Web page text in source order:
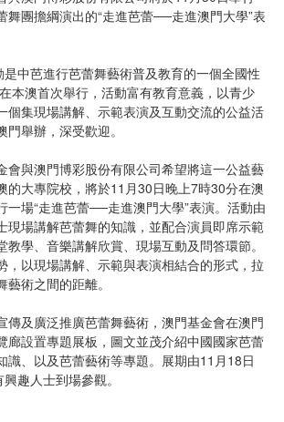
舞團擔綱演出的“走進芭蕾──走進澳門大學”表
中芭進行芭蕾舞藝術普及教育的一個全國性
本澳首次舉行，活動富有教育意義，以青少
個集現場講解、示範表演及互動交流的公益活
舉辦，深受歡迎。
與澳門博彩股份有限公司希望將這一公益藝
的大專院校，將於11月30日晚上7時30分在澳
一場“走進芭蕾──走進澳門大學”表演。活動由
現場講解芭蕾舞的知識，並配合演員即席示範
學、音樂講解欣賞、現場互動及問答環節。
，以現場講解、示範與表演相結合的形式，拉
術之間的距離。
及廣泛推廣芭蕾舞藝術，澳門基金會在澳門
廊設置專題展板，圖文並茂介紹中國國家芭蕾
識、以及芭蕾藝術等專題。展期由11月18日
趣人士到場參觀。